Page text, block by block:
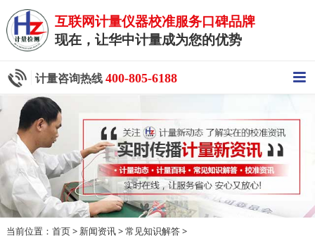
互联网计量仪器校准服务口碑品牌
现在，让华中计量成为您的优势
计量咨询热线 400-805-6188
当前位置： 首页> 新闻资讯> 常见知识解答>